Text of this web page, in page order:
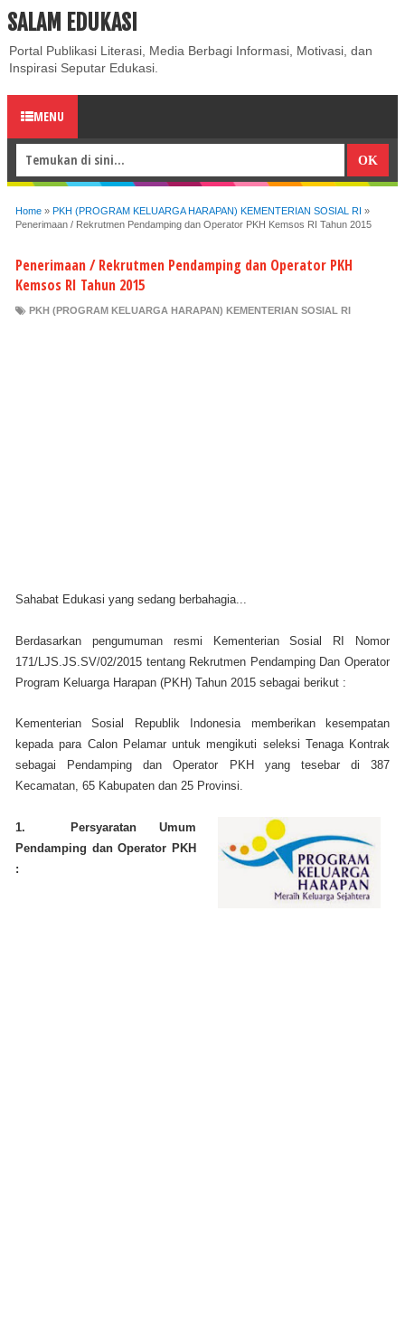
ABOUT CONTACT US
SALAM EDUKASI
Portal Publikasi Literasi, Media Berbagi Informasi, Motivasi, dan
Inspirasi Seputar Edukasi.
MENU
Home » PKH (PROGRAM KELUARGA HARAPAN) KEMENTERIAN SOSIAL RI »
Penerimaan / Rekrutmen Pendamping dan Operator PKH Kemsos RI Tahun 2015
Penerimaan / Rekrutmen Pendamping dan Operator PKH
Kemsos RI Tahun 2015
PKH (PROGRAM KELUARGA HARAPAN) KEMENTERIAN SOSIAL RI
Sahabat Edukasi yang sedang berbahagia...
Berdasarkan pengumuman resmi Kementerian Sosial RI Nomor
171/LJS.JS.SV/02/2015 tentang Rekrutmen Pendamping Dan Operator
Program Keluarga Harapan (PKH) Tahun 2015 sebagai berikut :
Kementerian Sosial Republik Indonesia memberikan kesempatan
kepada para Calon Pelamar untuk mengikuti seleksi Tenaga Kontrak
sebagai Pendamping dan Operator PKH yang tesebar di 387
Kecamatan, 65 Kabupaten dan 25 Provinsi.
1. Persyaratan Umum
Pendamping dan Operator PKH
: